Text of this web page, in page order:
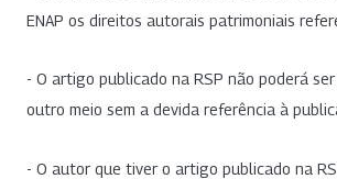
ENAP os direitos autorais patrimoniais
- O artigo publicado na RSP não poderá
outro meio sem a devida referência à
- O autor que tiver o artigo publicado na